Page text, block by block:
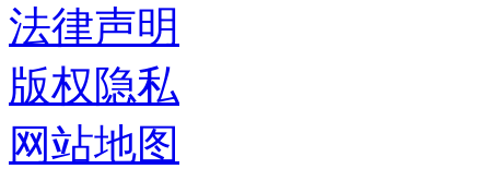
法律声明
版权隐私
网站地图